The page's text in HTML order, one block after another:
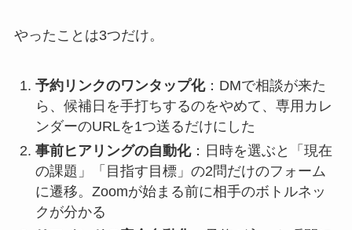
やったことは3つだけ。
予約リンクのワンタップ化：DMで相談が来た
ら、候補日を手打ちするのをやめて、専用カレ
ンダーのURLを1つ送るだけにした
事前ヒアリングの自動化：日時を選ぶと「現在
の課題」「目指す目標」の2問だけのフォーム
に遷移。Zoomが始まる前に相手のボトルネッ
クが分かる